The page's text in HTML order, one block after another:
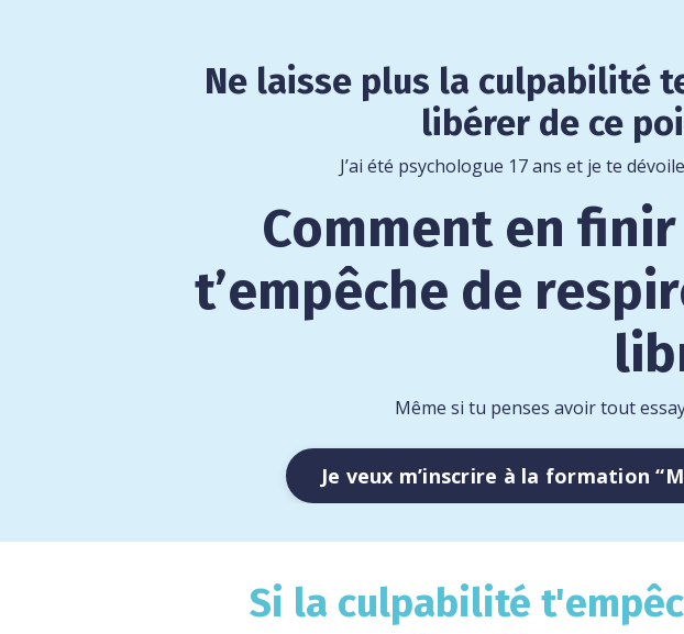
Ne laisse plus la culpabilité
libérer de ce
J’ai été psychologue 17 ans et je te
Comment en
t’empêche de
Même si tu penses avoir tout
Je veux m’inscrire à la formation
Si la culpabilité